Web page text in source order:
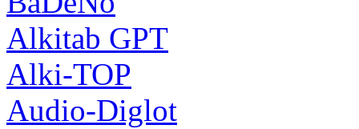
Alkitab GPT
Alki-TOP
Audio-Diglot